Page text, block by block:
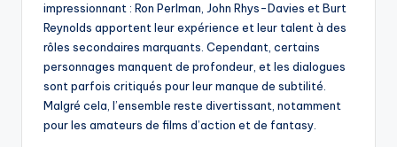
impressionnant : Ron Perlman, John Rhys-Davies et Burt
Reynolds apportent leur expérience et leur talent à des
rôles secondaires marquants. Cependant, certains
personnages manquent de profondeur, et les dialogues
sont parfois critiqués pour leur manque de subtilité.
Malgré cela, l’ensemble reste divertissant, notamment
pour les amateurs de films d’action et de fantasy.